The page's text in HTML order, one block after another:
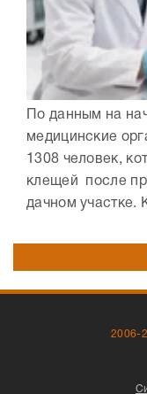
По данным на
медицинские
1308 человек,
клещей после
дачном участке.
2006-